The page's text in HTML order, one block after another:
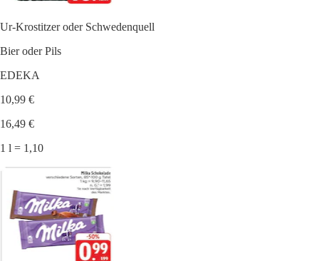
Ur-Krostitzer oder Schwedenquell
Bier oder Pils
EDEKA
10,99 €
16,49 €
1 l = 1,10